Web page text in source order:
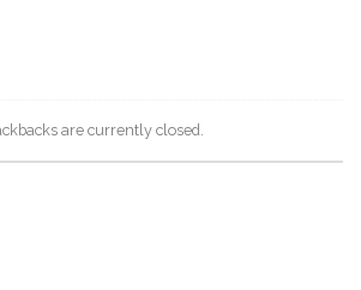
are currently closed.